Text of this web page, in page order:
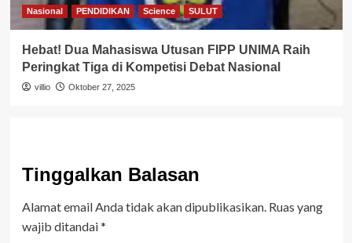
Nasional PENDIDIKAN Science SULUT
Hebat! Dua Mahasiswa Utusan FIPP UNIMA Raih
Peringkat Tiga di Kompetisi Debat Nasional
villio Oktober 27, 2025
Tinggalkan Balasan
Alamat email Anda tidak akan dipublikasikan. Ruas yang
wajib ditandai*